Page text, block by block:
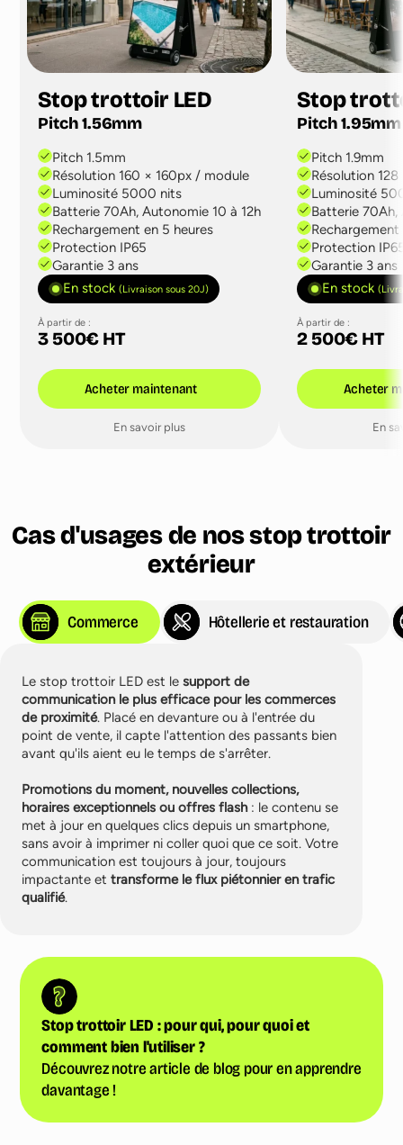
Stop trottoir LED
Pitch 1.56mm
Pitch 1.5mm
Résolution 160 × 160px / module
Luminosité 5000 nits
Batterie 70Ah, Autonomie 10 à 12h
Rechargement en 5 heures
Protection IP65
Garantie 3 ans
En stock(Livraison sous 20J)
À partir de :
3 500€ HT
Acheter maintenant
En savoir plus
Stop
Pitch 1.95mm
Pitch 1.9mm
Résolution
Luminosité
Batterie 70Ah,
Protection
Garantie 3 ans
En stock
À partir de :
2 500€ HT
Acheter
En
Cas d'usages de nos stop trottoir
extérieur
Commerce Hôtellerie et restauration
Le stop trottoir LED est le support de
communication le plus efficace pour les commerces
de proximité. Placé en devanture ou à l'entrée du
point de vente, il capte l'attention des passants bien
avant qu'ils aient eu le temps de s'arrêter.
Promotions du moment, nouvelles collections,
horaires exceptionnels ou offres flash: le contenu se
met à jour en quelques clics depuis un smartphone,
sans avoir à imprimer ni coller quoi que ce soit. Votre
communication est toujours à jour, toujours
impactante et transforme le flux piétonnier en trafic
qualifié.
Stop trottoir LED : pour qui, pour quoi et
comment bien l'utiliser ?
Découvrez notre article de blog pour en apprendre
davantage !